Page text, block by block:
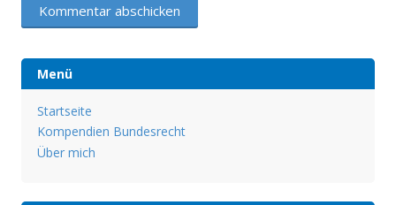
Menü
Startseite
Kompendien Bundesrecht
Über mich